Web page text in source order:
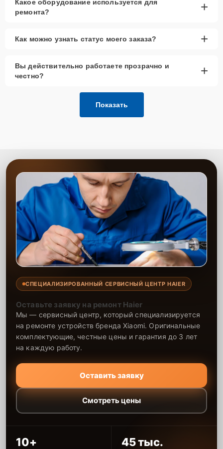
Какое оборудование используется для
ремонта?
+
Как можно узнать статус моего заказа? +
Вы действительно работаете прозрачно и
честно?
+
Показать
СПЕЦИАЛИЗИРОВАННЫЙ СЕРВИСНЫЙ ЦЕНТР HAIER
Оставьте заявку на ремонт Haier
Мы — сервисный центр, который специализируется
на ремонте устройств бренда Xiaomi. Оригинальные
комплектующие, честные цены и гарантия до 3 лет
на каждую работу.
Оставить заявку
Смотреть цены
10+ 45 тыс.